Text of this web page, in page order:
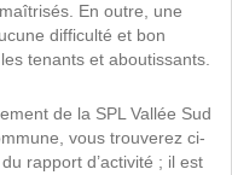
En outre, une
difficulté et bon
tenants et aboutissants.
de la SPL Vallée Sud
vous trouverez ci-
rapport d’activité ; il est